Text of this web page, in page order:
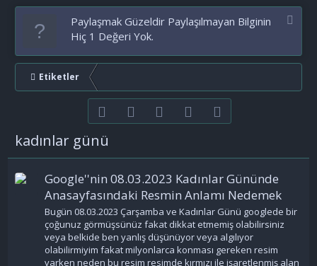
Paylaşmak Güzeldir Paylaşılmayan Bilginin
Hiç 1 Değeri Yok.
Etiketler
FacebookTwitter youtubeBize ulaşın
kadınlar günü
Google''nin 08.03.2023 Kadınlar Gününde
Anasayfasındaki Resmin Anlamı Nedemek
Bugün 08.03.2023 Çarşamba ve Kadınlar Günü googlede bir
çoğunuz görmüşsünüz fakat dikkat etmemiş olabilirsiniz
veya belkide ben yanlış düşünüyor veya algılıyor
olabilirmiyim fakat milyonlarca konması gereken resim
varken neden bu resim resimde kırmızı ile işaretlenmiş alan